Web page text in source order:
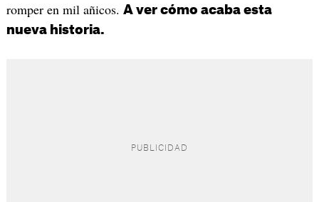
romper en mil añicos. A ver cómo acaba esta
nueva historia.